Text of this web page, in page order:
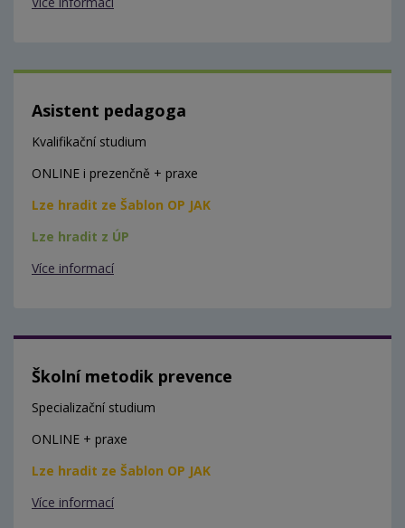
Asistent pedagoga
Kvalifikační studium
ONLINE i prezenčně + praxe
Lze hradit ze Šablon OP JAK
Lze hradit z ÚP
Více informací
Školní metodik prevence
Specializační studium
ONLINE + praxe
Lze hradit ze Šablon OP JAK
Více informací